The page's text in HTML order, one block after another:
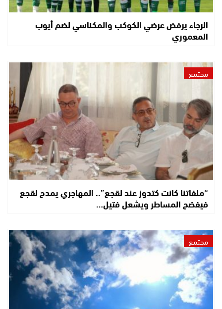
الرجاء يرفض عرضي الكوكب والمكناسي لضم أيوب
المعموري
مجتمع
“ملفاتنا كانت كتدوز عند لقجع”.. المهاجري يمدح لقجع
فيفضح المساطر ويشعل فتيل…
مجتمع